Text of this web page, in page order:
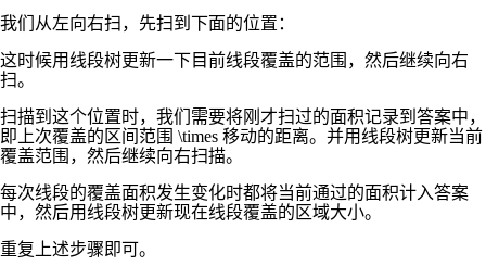
我们从左向右扫，先扫到下面的位置：
这时候用线段树更新一下目前线段覆盖的范围，然后继续向右
扫。
扫描到这个位置时，我们需要将刚才扫过的面积记录到答案中，
即上次覆盖的区间范围 \times 移动的距离。并用线段树更新当前
覆盖范围，然后继续向右扫描。
每次线段的覆盖面积发生变化时都将当前通过的面积计入答案
中，然后用线段树更新现在线段覆盖的区域大小。
重复上述步骤即可。